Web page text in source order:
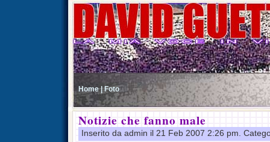
Home | Foto
Notizie che fanno male
Inserito da admin il 21 Feb 2007 2:26 pm.